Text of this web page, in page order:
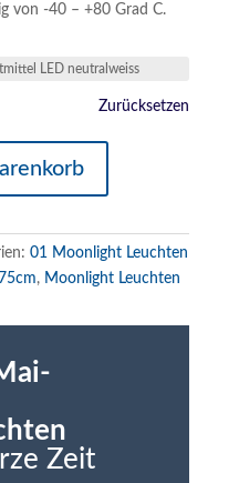
von -40 – +80 Grad C.
Zurücksetzen
01 Moonlight Leuchten
75cm, Moonlight Leuchten
Zeit